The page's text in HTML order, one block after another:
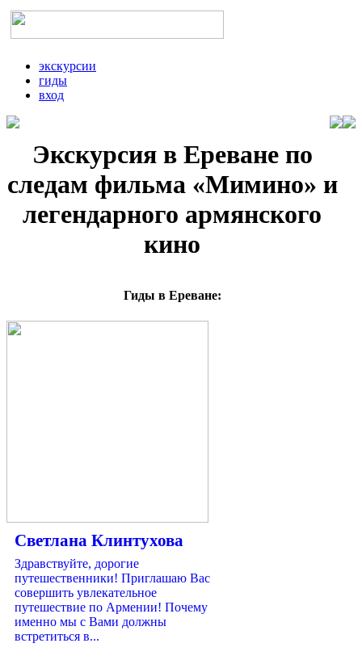
экскурсии
гиды
вход
Экскурсия в Ереване по
следам фильма «Мимино» и
легендарного армянского
кино
Гиды в Ереване:
Светлана Клинтухова
Здравствуйте, дорогие
путешественники! Приглашаю Вас
совершить увлекательное
путешествие по Армении! Почему
именно мы с Вами должны
встретиться в...